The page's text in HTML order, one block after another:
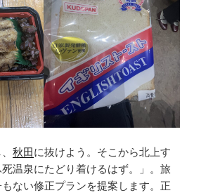
秋田に抜けよう。そこから北上す
温泉にたどり着けるはず。」。旅
ない修正プランを提案します。正